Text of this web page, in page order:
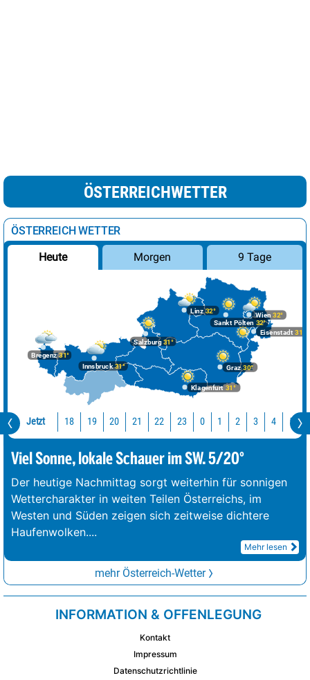
ÖSTERREICHWETTER
ÖSTERREICH WETTER
Heute Morgen 9 Tage
Bregenz31°
Graz30°
Innsbruck31°
Klagenfurt 31°
Linz32°
Salzburg31°
Wien 32°
Eisenstadt 31°
Sankt Pölten 32°
Jetzt 18 19 20 21 22 23 0 1 2 3 4 5
Viel Sonne, lokale Schauer im SW. 5/20°
Der heutige Nachmittag sorgt weiterhin für sonnigen
Wettercharakter in weiten Teilen Österreichs, im
Westen und Süden zeigen sich zeitweise dichtere
Haufenwolken....
Mehr lesen
mehr Österreich-Wetter
INFORMATION & OFFENLEGUNG
Kontakt
Impressum
Datenschutzrichtlinie